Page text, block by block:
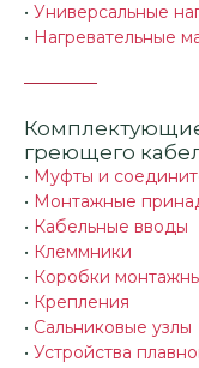
• Универсальные
• Нагревательные
греющего
• Муфты и
• Монтажные
• Кабельные вводы
• Клеммники
• Коробки
• Крепления
• Сальниковые узлы
• Устройства